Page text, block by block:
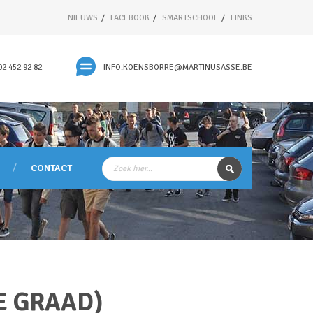
NIEUWS FACEBOOK SMARTSCHOOL LINKS
452 92 82 INFO.KOENSBORRE@MARTINUSASSE.BE
CONTACT
GRAAD)